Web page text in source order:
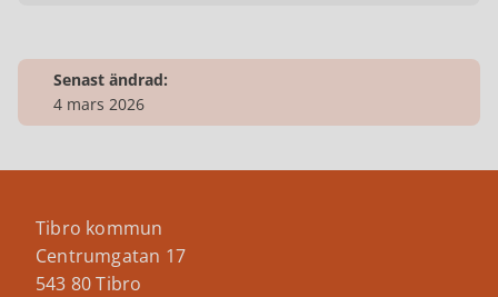
Senast ändrad:
4 mars 2026
Tibro kommun
Centrumgatan 17
543 80 Tibro